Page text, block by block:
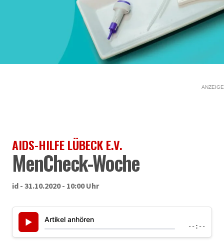
ANZEIGE
AIDS-HILFE LÜBECK E.V.
MenCheck-Woche
id - 31.10.2020 - 10:00 Uhr
▶ Artikel anhören
--:--